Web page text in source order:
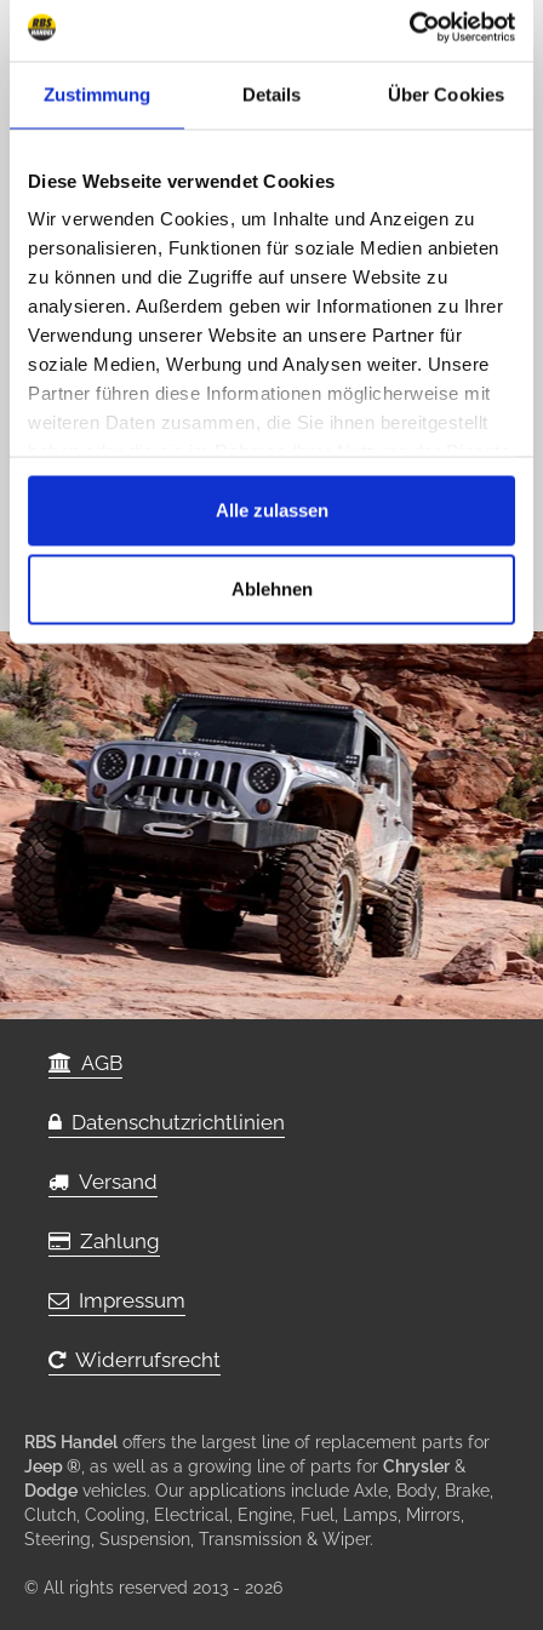
Zustimmung Details Über Cookies
Diese Webseite verwendet Cookies
Wir verwenden Cookies, um Inhalte und Anzeigen zu
personalisieren, Funktionen für soziale Medien anbieten
zu können und die Zugriffe auf unsere Website zu
analysieren. Außerdem geben wir Informationen zu Ihrer
Verwendung unserer Website an unsere Partner für
soziale Medien, Werbung und Analysen weiter. Unsere
Partner führen diese Informationen möglicherweise mit
weiteren Daten zusammen, die Sie ihnen bereitgestellt
gesammelt haben.
Alle zulassen
Ablehnen
Sorry, Hotline nicht
uns!
liken Sie uns auf Facebook, Sie bekommen
schnellstmöglich eine Antwort
089 - 41 61 08 780
(9:30-14:00 16:00-19:00)
info@rbs-handel.de
Facebook
AGB
Datenschutzrichtlinien
Versand
Zahlung
Impressum
Widerrufsrecht
RBS Handel offers the largest line of replacement parts for
Jeep ® , as well as a growing line of parts for Chrysler &
Dodge vehicles. Our applications include Axle, Body, Brake,
Clutch, Cooling, Electrical, Engine, Fuel, Lamps, Mirrors,
Steering, Suspension, Transmission & Wiper.
© All rights reserved 2013 - 2026